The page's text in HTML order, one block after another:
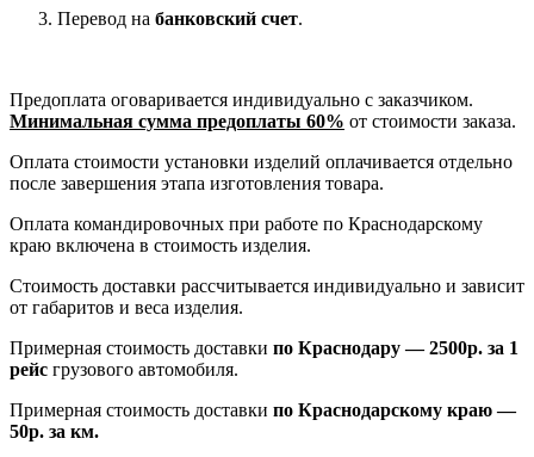
Перевод на банковский счет.
Предоплата оговаривается индивидуально с заказчиком.
Минимальная сумма предоплаты 60% от стоимости заказа.
Оплата стоимости установки изделий оплачивается отдельно
после завершения этапа изготовления товара.
Оплата командировочных при работе по Краснодарскому
краю включена в стоимость изделия.
Стоимость доставки рассчитывается индивидуально и зависит
от габаритов и веса изделия.
Примерная стоимость доставки по Краснодару — 2500р. за 1
рейс грузового автомобиля.
Примерная стоимость доставки по Краснодарскому краю —
50р. за км.